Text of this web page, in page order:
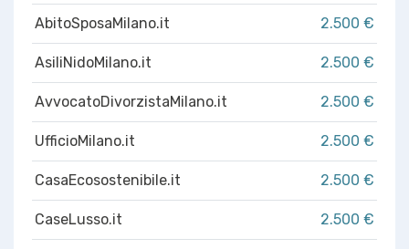
AbitoSposaMilano.it 2.500 €
AsiliNidoMilano.it 2.500 €
AvvocatoDivorzistaMilano.it 2.500 €
UfficioMilano.it 2.500 €
CasaEcosostenibile.it 2.500 €
CaseLusso.it 2.500 €